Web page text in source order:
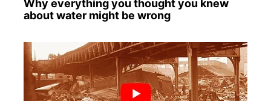
Why everything you thought you knew
about water might be wrong